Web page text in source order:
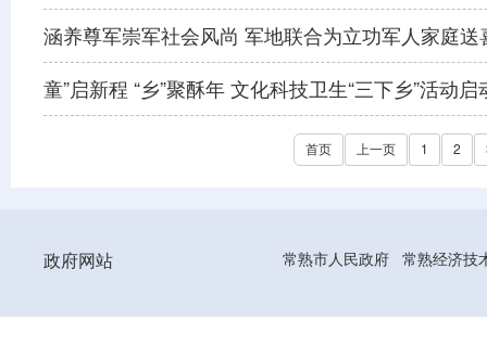
涵养尊军崇军社会风尚 军地联合为立功军人家庭送
童”启新程 “乡”聚酥年 文化科技卫生“三下乡”活动启
首页 上一页 1 2
政府网站 常熟市人民政府 常熟经济技